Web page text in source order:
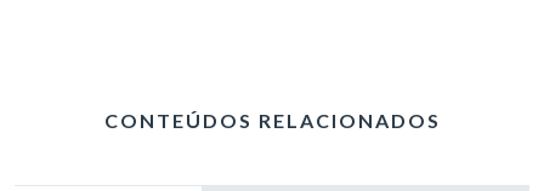
CONTEÚDOS RELACIONADOS